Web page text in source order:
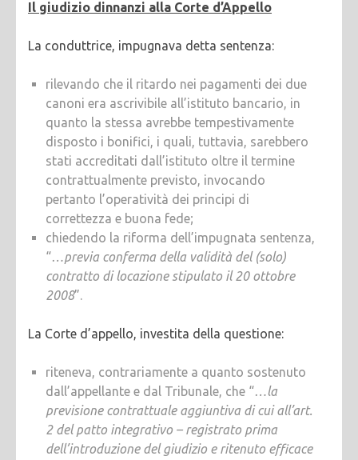
Il giudizio dinnanzi alla Corte d’Appello
La conduttrice, impugnava detta sentenza:
rilevando che il ritardo nei pagamenti dei due
canoni era ascrivibile all’istituto bancario, in
quanto la stessa avrebbe tempestivamente
disposto i bonifici, i quali, tuttavia, sarebbero
stati accreditati dall’istituto oltre il termine
contrattualmente previsto, invocando
pertanto l’operatività dei principi di
correttezza e buona fede;
chiedendo la riforma dell’impugnata sentenza,
“…previa conferma della validità del (solo)
contratto di locazione stipulato il 20 ottobre
2008”.
La Corte d’appello, investita della questione:
riteneva, contrariamente a quanto sostenuto
dall’appellante e dal Tribunale, che “…la
previsione contrattuale aggiuntiva di cui all’art.
2 del patto integrativo – registrato prima
dell’introduzione del giudizio e ritenuto efficace